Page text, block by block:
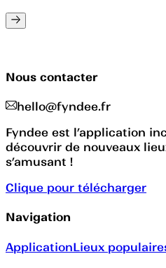
Nous contacter
hello@fyndee.fr
Fyndee est l’application
découvrir de nouveaux
s’amusant !
Clique pour télécharger
Navigation
ApplicationLieux